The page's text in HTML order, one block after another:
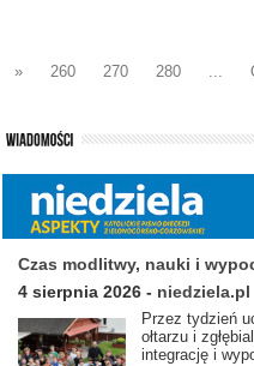
»
260 270 280 ...
Czas modlitwy, nauki i
4 sierpnia 2026 - niedziela.pl
Przez tydzień
ołtarzu i
integrację i